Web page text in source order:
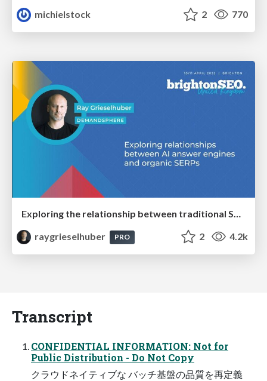
michielstock
2 770
Exploring the relationship between traditional SERPs and Gen AI search
raygrieselhuber
PRO 2 4.2k
Transcript
CONFIDENTIAL INFORMATION: Not for
Public Distribution - Do Not Copy
クラウドネイティブな バッチ基盤の品質を再定義